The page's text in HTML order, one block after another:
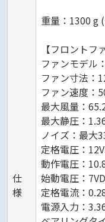
仕
様
重量：1300 g
【フロントフ
ファンモデル
ファン寸法
ファン速度：
最大風量：
最大静圧：
ノイズ：最大
定格電圧：
動作電圧：
始動電圧：
定格電流：
電源入力：